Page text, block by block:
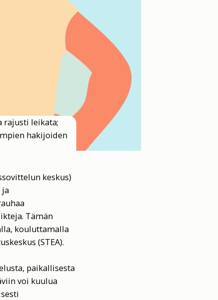
rajusti leikata;
hakijoiden
keskus)
ja
Tämän
kouluttamalla
(STEA).
paikallisesta
voi kuulua